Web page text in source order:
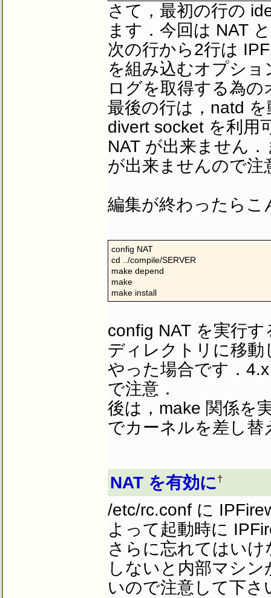
さて，最初の行の
ます．今回は NAT
次の行から2行は
を組み込むオプシ
ログを取得する為
最後の行は，natd
divert socket を利用
NAT が出来ません
が出来ませんので注
編集が終わったらこ
config NAT
cd ../compile/SERVER
make depend
make
make install
config NAT を実行
ディレクトリに移動
やった場合です．
で注意．
後は，make 関係を
でカーネルを差し替
NAT を有効に†
/etc/rc.conf に
よって起動時に
さらに忘れてはい
しないと内部マシ
いので注意して下さ